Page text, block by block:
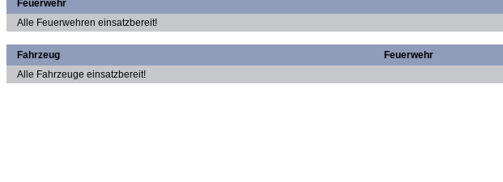
Feuerwehr
Alle Feuerwehren einsatzbereit!
Fahrzeug Feuerwehr
Alle Fahrzeuge einsatzbereit!